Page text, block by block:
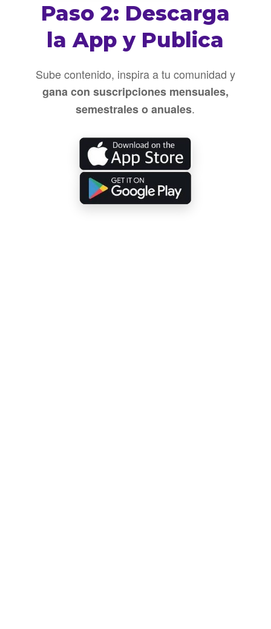
Paso 2: Descarga
la App y Publica
Sube contenido, inspira a tu comunidad y
gana con suscripciones mensuales,
semestrales o anuales.